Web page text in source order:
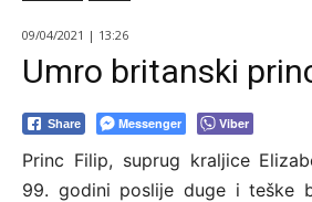
09/04/2021 | 13:26
Umro britanski
Share Messenger Viber
Princ Filip, suprug kraljice
99. godini poslije duge i teške